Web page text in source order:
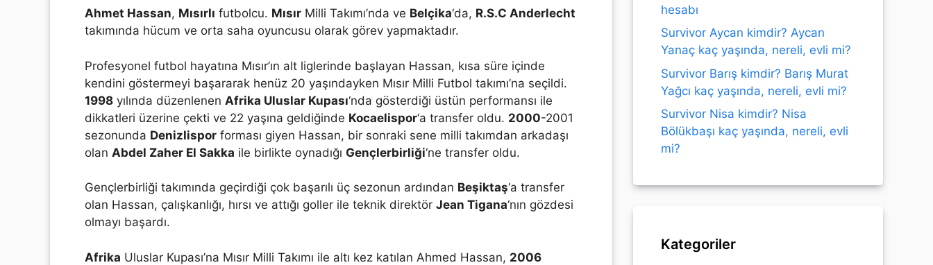
Ahmet Hassan, Mısırlı futbolcu. Mısır Milli Takımı’nda ve Belçika‘da, R.S.C Anderlecht
takımında hücum ve orta saha oyuncusu olarak görev yapmaktadır.
Profesyonel futbol hayatına Mısır’ın alt liglerinde başlayan Hassan, kısa süre içinde
kendini göstermeyi başararak henüz 20 yaşındayken Mısır Milli Futbol takımı’na seçildi.
1998 yılında düzenlenen Afrika Uluslar Kupası‘nda gösterdiği üstün performansı ile
dikkatleri üzerine çekti ve 22 yaşına geldiğinde Kocaelispor‘a transfer oldu. 2000-2001
sezonunda Denizlispor forması giyen Hassan, bir sonraki sene milli takımdan arkadaşı
olan Abdel Zaher El Sakka ile birlikte oynadığı Gençlerbirliği‘ne transfer oldu.
Gençlerbirliği takımında geçirdiği çok başarılı üç sezonun ardından Beşiktaş‘a transfer
olan Hassan, çalışkanlığı, hırsı ve attığı goller ile teknik direktör Jean Tigana‘nın gözdesi
olmayı başardı.
Afrika Uluslar Kupası’na Mısır Milli Takımı ile altı kez katılan Ahmed Hassan, 2006
hesabı
Survivor Aycan kimdir? Aycan
Yanaç kaç yaşında, nereli, evli mi?
Survivor Barış kimdir? Barış Murat
Yağcı kaç yaşında, nereli, evli mi?
Survivor Nisa kimdir? Nisa
Bölükbaşı kaç yaşında, nereli, evli
mi?
Kategoriler